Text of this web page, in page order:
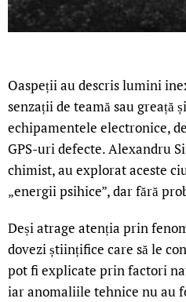
Oaspeții au descris lumini
senzații de teamă sau greață
echipamentele electronice,
GPS-uri defecte. Alexandru
chimist, au explorat aceste
„energii psihice”, dar fără
Deși atrage atenția prin
dovezi științifice care să le
pot fi explicate prin factori
iar anomaliile tehnice nu au